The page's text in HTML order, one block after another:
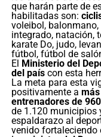
que harán parte de
habilitadas son:
voleibol,
integrado, natación,
karate Do, judo,
fútbol, fútbol de
El Ministerio del
del país con esta
La meta para esta
positivamente a
entrenadores de
de 1.120 municipios
espaldarazo al
venido fortaleciendo